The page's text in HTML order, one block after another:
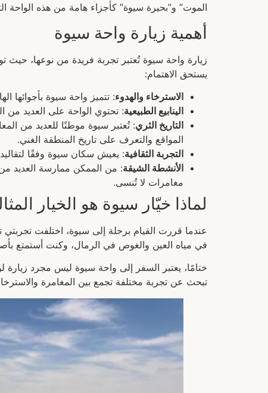
الموت” و”بحيرة سيوة” كأجزاء هامة من هذه الواحة
أهمية زيارة واحة سيوة
زيارة واحة سيوة تُعتبر تجربة فريدة من نوعها، حيث
يستحق الاهتمام:
الاسترخاء والهدوء: تتميز واحة سيوة بأجوائها
الينابيع الطبيعية: تحتوي الواحة على العديد من
التاريخ الثري: تُعتبر سيوة موطنًا للعديد من
المواقع والتعرف على تاريخ المنطقة الغني.
التجربة الثقافية: يعيش سكان سيوة وفقًا لتقاليد
الأنشطة الشيقة: من الممكن ممارسة العديد
مغامرات لا تُنسى.
لماذا خيّار سيوة هو الخيار
عندما قررت القيام برحلة إلى سيوة، اختلفت
في مياه العين والغوص في الرمال، وكنت أستمتع
ختامًا، يعتبر السفر إلى واحة سيوة ليس مجرد
تبحث عن تجربة مختلفة تجمع بين المغامرة